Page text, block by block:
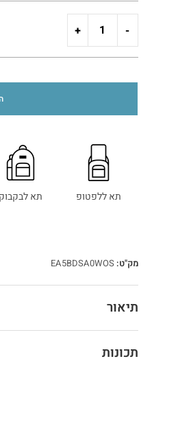
-
+
תא ללפטופ תא לבקבוק
מק"ט:EA5BDSA0WOS
תיאור
תכונות